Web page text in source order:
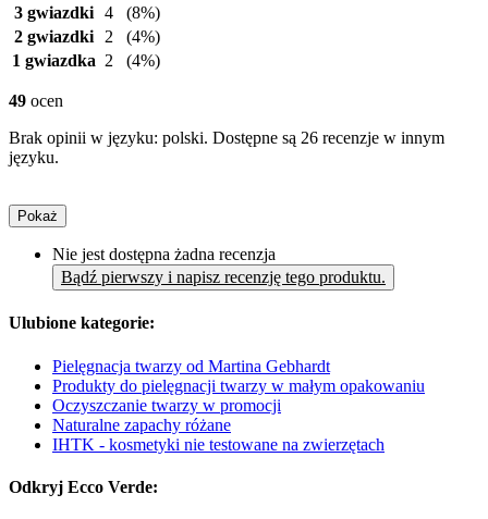
3 gwiazdki 4
(8%)
2 gwiazdki
2
(4%)
1 gwiazdka 2 (4%)
49 ocen
Brak opinii w języku: polski. Dostępne są 26 recenzje w innym
języku.
Pokaż
Nie jest dostępna żadna recenzja
Bądź pierwszy i napisz recenzję tego produktu.
Ulubione kategorie:
Pielęgnacja twarzy od Martina Gebhardt
Produkty do pielęgnacji twarzy w małym opakowaniu
Oczyszczanie twarzy w promocji
Naturalne zapachy różane
IHTK - kosmetyki nie testowane na zwierzętach
Odkryj Ecco Verde: